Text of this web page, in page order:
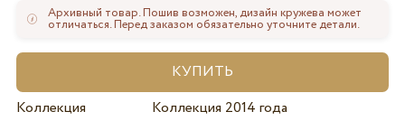
Архивный товар. Пошив возможен, дизайн кружева может
отличаться. Перед заказом обязательно уточните детали.
Коллекция
Коллекция 2014 года